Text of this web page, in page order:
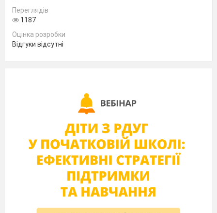
Позначте основні органи квітки.
Переглядів
1187
Оцінка розробки
Відгуки відсутні